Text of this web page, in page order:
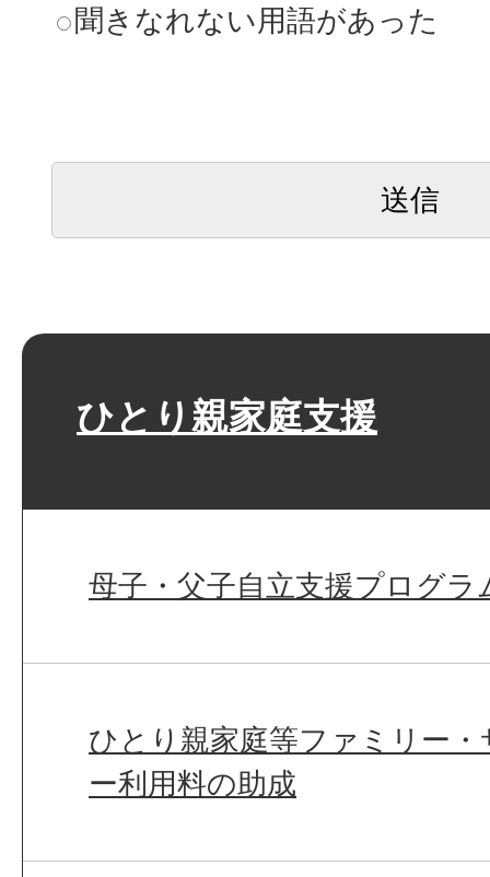
聞きなれない用語があった
ひとり親家庭支援
母子・父子自立支援プログラ
ひとり親家庭等ファミリー
ー利用料の助成